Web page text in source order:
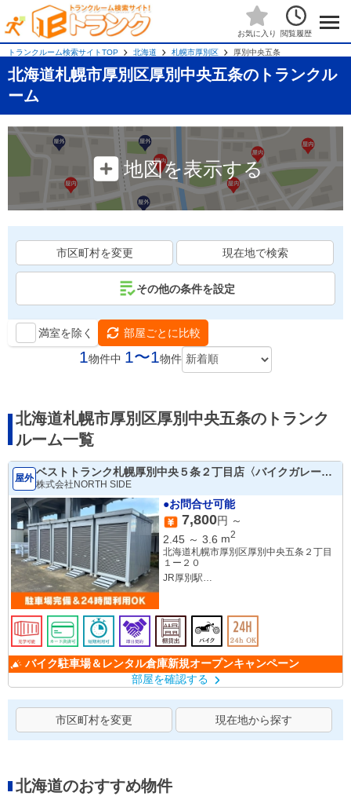
お気に入り 閲覧履歴
トランクルーム検索サイトTOP 北海道 札幌市厚別区 厚別中央五条
北海道札幌市厚別区厚別中央五条のトランクル
ーム
地図を表示する
市区町村を変更 現在地で検索
その他の条件を設定
満室を除く 部屋ごとに比較
1物件中 1〜1物件
北海道札幌市厚別区厚別中央五条のトランク
ルーム一覧
屋外 ベストトランク札幌厚別中央５条２丁目店〈バイクガレージ
＆レンタル倉庫〉
株式会社NORTH SIDE
●お問合せ可能
7,800円 ～
2.45 ～ 3.6 m2
北海道札幌市厚別区厚別中央五条２丁目
１ー２０
JR厚別駅
バイク駐車場＆レンタル倉庫新規オープンキャンペーン
部屋を確認する
市区町村を変更 現在地から探す
北海道のおすすめ物件